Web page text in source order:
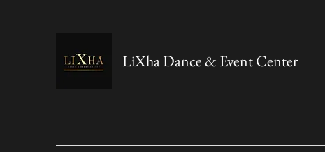
LiXha Dance & Event Center